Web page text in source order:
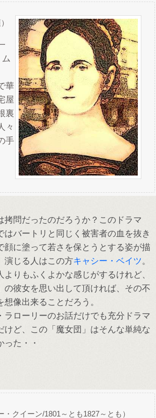
華
屋
裏
々
手
拷問だったのだろうか？このドラマ
はバートリと同じく被害者の血を抜き
顔に塗って若さを保とうとする姿が描
演じる人はこの方キャシー・ベイツ。
よりもふくよかな感じがするけれど、
の彼女を思い出して頂ければ、その不
想像出来ることだろう。
ラローリーのお話だけでも充分ドラマ
けど、この「魔女団」はそんな単純な
った・・
・クイーン/1801～とも1827～とも）